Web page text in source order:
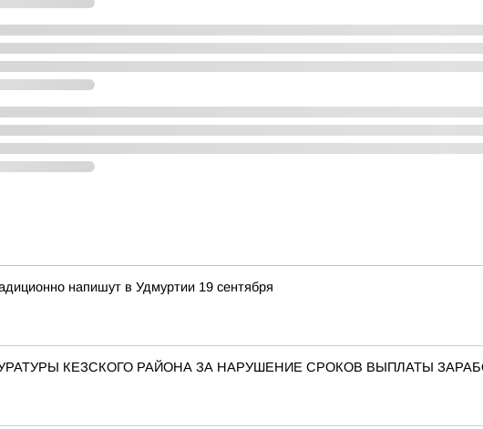
напишут в Удмуртии 19 сентября
КЕЗСКОГО РАЙОНА ЗА НАРУШЕНИЕ СРОКОВ ВЫПЛАТЫ